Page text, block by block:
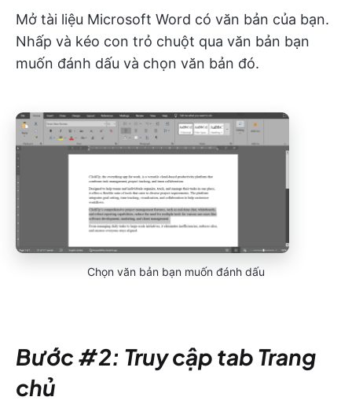
Mở tài liệu Microsoft Word có văn bản của bạn.
Nhấp và kéo con trỏ chuột qua văn bản bạn
muốn đánh dấu và chọn văn bản đó.
Chọn văn bản bạn muốn đánh dấu
Bước #2: Truy cập tab Trang
chủ